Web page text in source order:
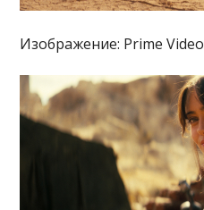
Изображение: Prime Video